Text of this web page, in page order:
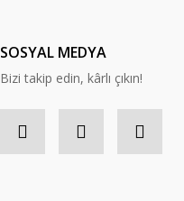
SOSYAL MEDYA
Bizi takip edin, kârlı çıkın!